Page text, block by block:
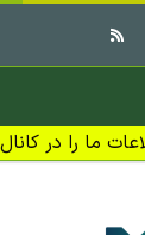
ما را در